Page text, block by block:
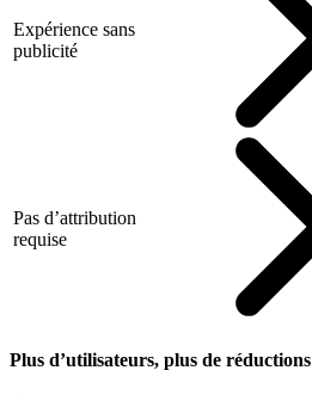
Expérience sans
publicité
Pas d’attribution
requise
Plus d’utilisateurs, plus de réductions